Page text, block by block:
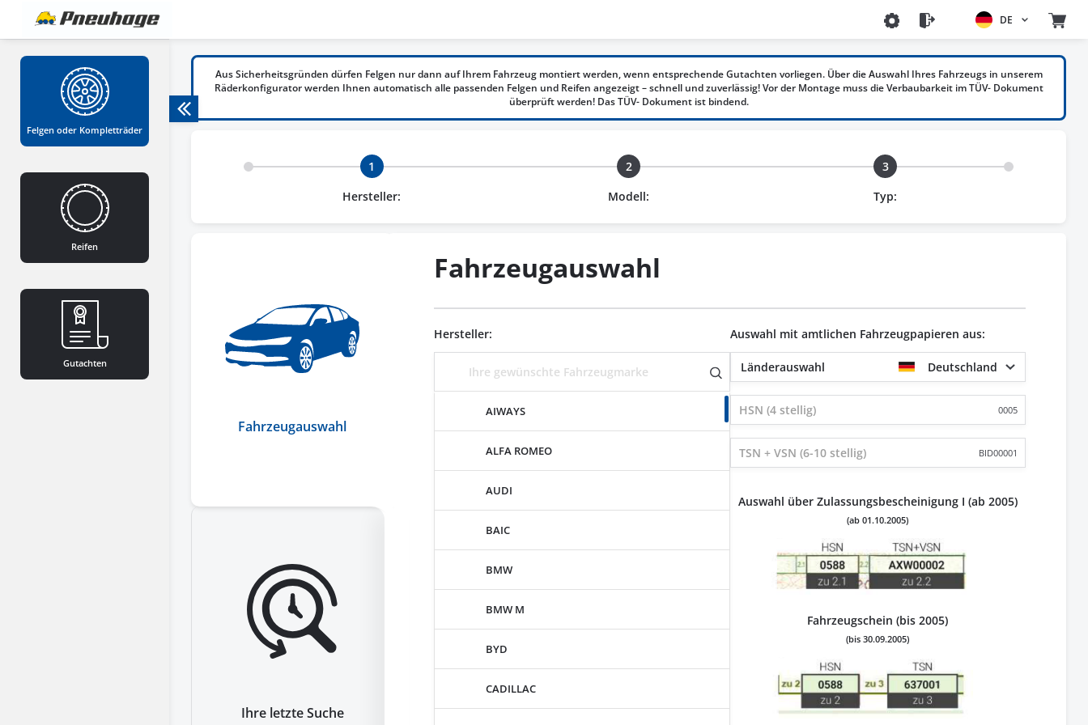
DE
Felgen oder Kompletträder
Reifen
Gutachten
Aus Sicherheitsgründen dürfen Felgen nur dann auf Ihrem Fahrzeug montiert werden, wenn entsprechende Gutachten vorliegen. Über die Auswahl Ihres Fahrzeugs in unserem
Räderkonfigurator werden Ihnen automatisch alle passenden Felgen und Reifen angezeigt – schnell und zuverlässig! Vor der Montage muss die Verbaubarkeit im TÜV- Dokument
überprüft werden! Das TÜV- Dokument ist bindend.
1
Hersteller:
2
Modell:
3
Typ:
Fahrzeugauswahl
Ihre letzte Suche
Fahrzeugauswahl
Hersteller:
AIWAYS
ALFA ROMEO
AUDI
BAIC
BMW
BMW M
BYD
CADILLAC
Auswahl mit amtlichen Fahrzeugpapieren aus:
Länderauswahl Deutschland
0005
BID00001
Auswahl über Zulassungsbescheinigung I (ab 2005)
(ab 01.10.2005)
Fahrzeugschein (bis 2005)
(bis 30.09.2005)